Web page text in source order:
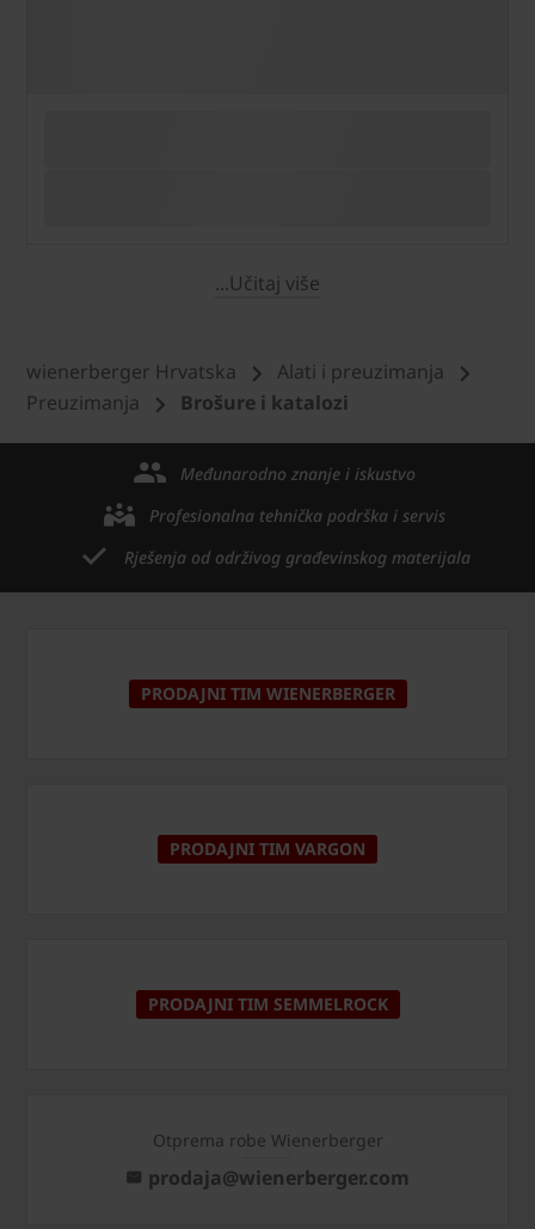
...Učitaj više
wienerberger Hrvatska
Alati i preuzimanja
Preuzimanja
Brošure i katalozi
Međunarodno znanje i iskustvo
Profesionalna tehnička podrška i servis
Rješenja od održivog građevinskog materijala
PRODAJNI TIM WIENERBERGER
PRODAJNI TIM VARGON
PRODAJNI TIM SEMMELROCK
Otprema robe Wienerberger
prodaja@wienerberger.com